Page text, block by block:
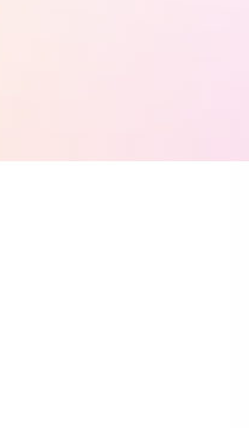
NCJs